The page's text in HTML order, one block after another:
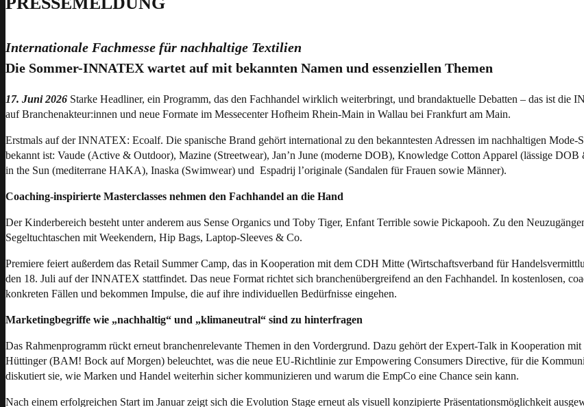
Internationale Fachmesse für nachhaltige Textilien
Die Sommer-INNATEX wartet auf mit bekannten Namen und essenziellen Themen
17. Juni 2026 Starke Headliner, ein Programm, das den Fachhandel wirklich weiterbringt, und brandaktuelle Debatten – das ist
auf Branchenakteur:innen und neue Formate im Messecenter Hofheim Rhein-Main in Wallau bei Frankfurt am Main.
Erstmals auf der INNATEX: Ecoalf. Die spanische Brand gehört international zu den bekanntesten Adressen im nachhaltigen
bekannt ist: Vaude (Active & Outdoor), Mazine (Streetwear), Jan’n June (moderne DOB), Knowledge Cotton Apparel (lässige
in the Sun (mediterrane HAKA), Inaska (Swimwear) und Espadrij l’originale (Sandalen für Frauen sowie Männer).
Coaching-inspirierte Masterclasses nehmen den Fachhandel an die Hand
Der Kinderbereich besteht unter anderem aus Sense Organics und Toby Tiger, Enfant Terrible sowie Pickapooh. Zu den
Segeltuchtaschen mit Weekendern, Hip Bags, Laptop-Sleeves & Co.
Premiere feiert außerdem das Retail Summer Camp, das in Kooperation mit dem CDH Mitte (Wirtschaftsverband für
den 18. Juli auf der INNATEX stattfindet. Das neue Format richtet sich branchenübergreifend an den Fachhandel. In kostenlosen,
konkreten Fällen und bekommen Impulse, die auf ihre individuellen Bedürfnisse eingehen.
Marketingbegriffe wie „nachhaltig“ und „klimaneutral“ sind zu hinterfragen
Das Rahmenprogramm rückt erneut branchenrelevante Themen in den Vordergrund. Dazu gehört der Expert-Talk in Kooperation
Hüttinger (BAM! Bock auf Morgen) beleuchtet, was die neue EU-Richtlinie zur Empowering Consumers Directive, für die
diskutiert sie, wie Marken und Handel weiterhin sicher kommunizieren und warum die EmpCo eine Chance sein kann.
Nach einem erfolgreichen Start im Januar zeigt sich die Evolution Stage erneut als visuell konzipierte Präsentationsmöglichkeit